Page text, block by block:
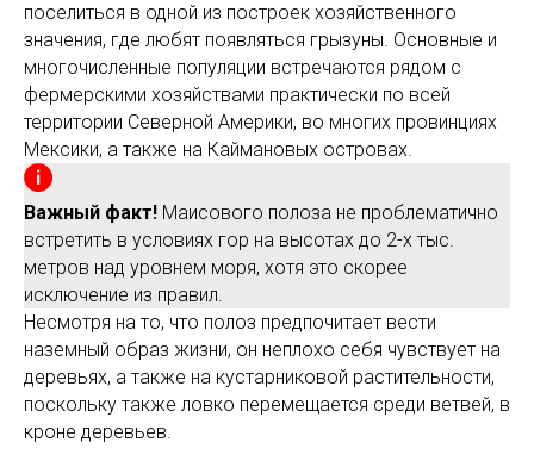
поселиться в одной из построек хозяйственного
значения, где любят появляться грызуны. Основные и
многочисленные популяции встречаются рядом с
фермерскими хозяйствами практически по всей
территории Северной Америки, во многих провинциях
Мексики, а также на Каймановых островах.
Важный факт! Маисового полоза не проблематично
встретить в условиях гор на высотах до 2-х тыс.
метров над уровнем моря, хотя это скорее
исключение из правил.
Несмотря на то, что полоз предпочитает вести
наземный образ жизни, он неплохо себя чувствует на
деревьях, а также на кустарниковой растительности,
поскольку также ловко перемещается среди ветвей, в
кроне деревьев.